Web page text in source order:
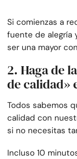
Si comienzas a
fuente de alegría
ser una mayor
2. Haga de
de calidad»
Todos sabemos
calidad con
si no necesitas
Incluso 10